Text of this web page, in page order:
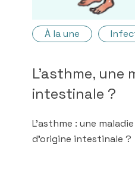
À la une
L’asthme, une
intestinale ?
L’asthme : une
d’origine intestinale ?